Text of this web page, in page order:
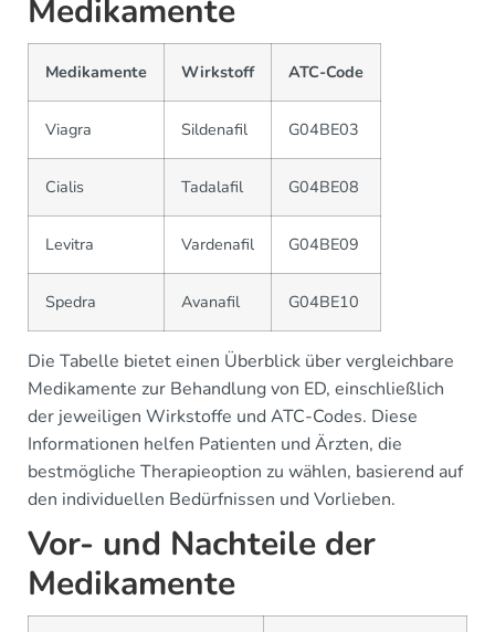
Medikamente
Medikamente Wirkstoff ATC-Code
Viagra Sildenafil G04BE03
Cialis Tadalafil G04BE08
Levitra Vardenafil G04BE09
Spedra Avanafil G04BE10
Die Tabelle bietet einen Überblick über vergleichbare
Medikamente zur Behandlung von ED, einschließlich
der jeweiligen Wirkstoffe und ATC-Codes. Diese
Informationen helfen Patienten und Ärzten, die
bestmögliche Therapieoption zu wählen, basierend auf
den individuellen Bedürfnissen und Vorlieben.
Vor- und Nachteile der
Medikamente